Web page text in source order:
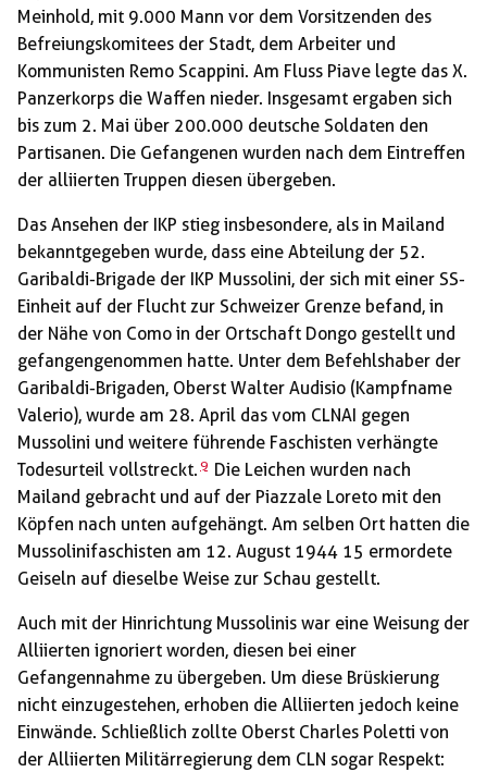
Meinhold, mit 9.000 Mann vor dem Vorsitzenden des
Befreiungskomitees der Stadt, dem Arbeiter und
Kommunisten Remo Scappini. Am Fluss Piave legte das X.
Panzerkorps die Waffen nieder. Insgesamt ergaben sich
bis zum 2. Mai über 200.000 deutsche Soldaten den
Partisanen. Die Gefangenen wurden nach dem Eintreffen
der alliierten Truppen diesen übergeben.
Das Ansehen der IKP stieg insbesondere, als in Mailand
bekanntgegeben wurde, dass eine Abteilung der 52.
Garibaldi-Brigade der IKP Mussolini, der sich mit einer SS-
Einheit auf der Flucht zur Schweizer Grenze befand, in
der Nähe von Como in der Ortschaft Dongo gestellt und
gefangengenommen hatte. Unter dem Befehlshaber der
Garibaldi-Brigaden, Oberst Walter Audisio (Kampfname
Valerio), wurde am 28. April das vom CLNAI gegen
Mussolini und weitere führende Faschisten verhängte
Todesurteil vollstreckt. 9 Die Leichen wurden nach
Mailand gebracht und auf der Piazzale Loreto mit den
Köpfen nach unten aufgehängt. Am selben Ort hatten die
Mussolinifaschisten am 12. August 1944 15 ermordete
Geiseln auf dieselbe Weise zur Schau gestellt.
Auch mit der Hinrichtung Mussolinis war eine Weisung der
Alliierten ignoriert worden, diesen bei einer
Gefangennahme zu übergeben. Um diese Brüskierung
nicht einzugestehen, erhoben die Alliierten jedoch keine
Einwände. Schließlich zollte Oberst Charles Poletti von
der Alliierten Militärregierung dem CLN sogar Respekt: